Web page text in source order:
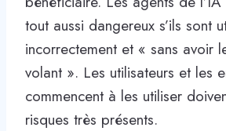
tout aussi dangereux s’ils sont
incorrectement et « sans avoir
volant ». Les utilisateurs et les
commencent à les utiliser
risques très présents.